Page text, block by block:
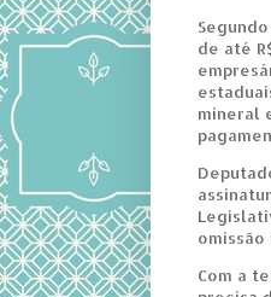
de até
mineral
Com a